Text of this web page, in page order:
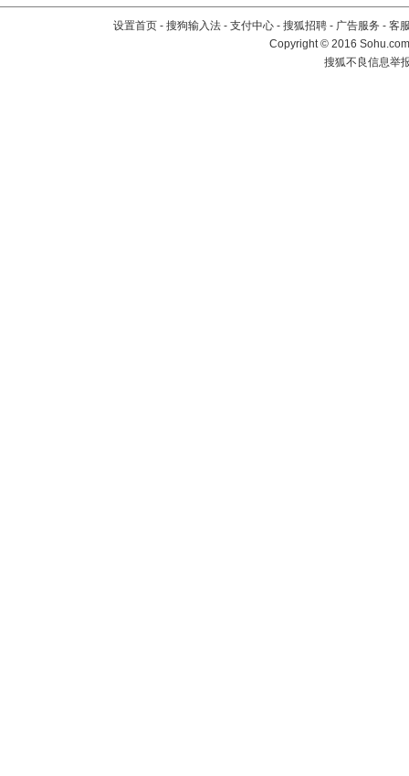
设置首页 - 搜狗输入法 - 支付中心 - 搜狐招聘 - 广告服务 - 客
Copyright©2016
搜狐不良信息举